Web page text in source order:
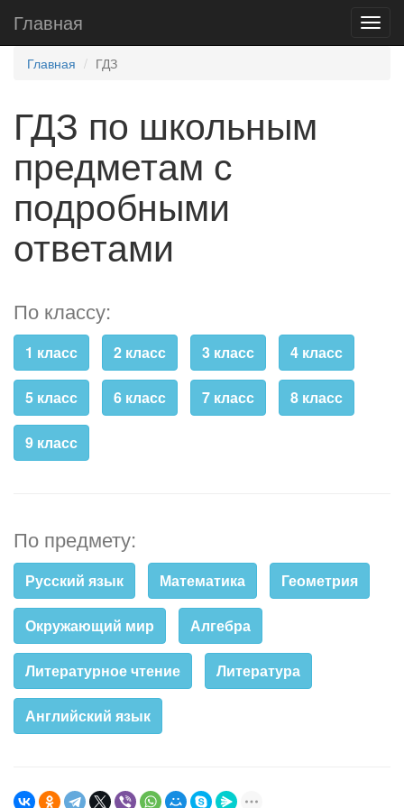
Главная
Главная ГДЗ
ГДЗ по школьным
предметам с
подробными
ответами
По классу:
1 класс 2 класс 3 класс 4 класс
5 класс 6 класс 7 класс 8 класс
9 класс
По предмету:
Русский язык Математика Геометрия
Окружающий мир Алгебра
Литературное чтение Литература
Английский язык